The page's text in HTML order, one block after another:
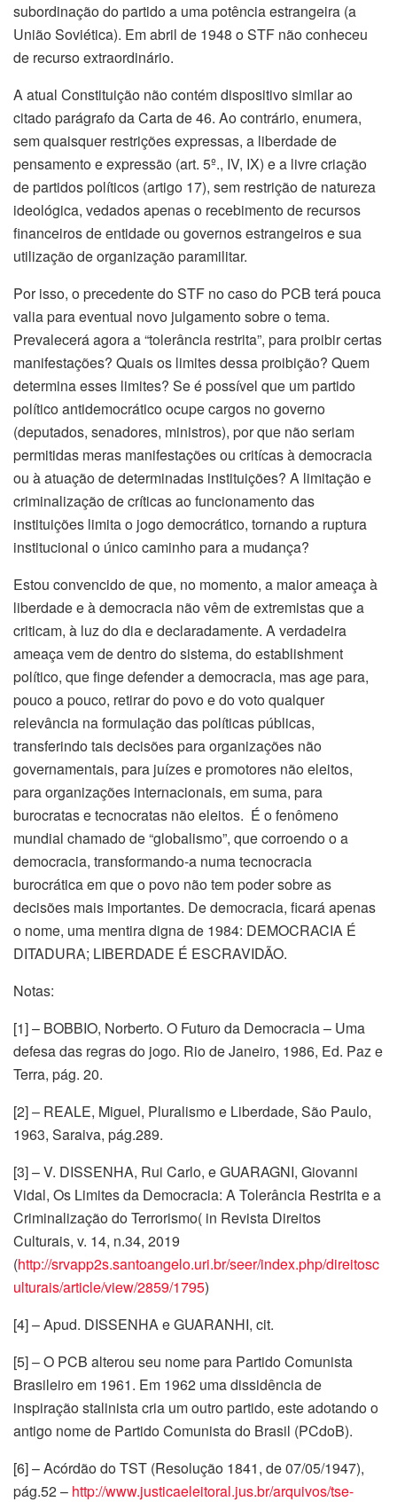
subordinação do partido a uma potência estrangeira (a
União Soviética). Em abril de 1948 o STF não conheceu
de recurso extraordinário.
A atual Constituição não contém dispositivo similar ao
citado parágrafo da Carta de 46. Ao contrário, enumera,
sem quaisquer restrições expressas, a liberdade de
pensamento e expressão (art. 5º., IV, IX) e a livre criação
de partidos políticos (artigo 17), sem restrição de natureza
ideológica, vedados apenas o recebimento de recursos
financeiros de entidade ou governos estrangeiros e sua
utilização de organização paramilitar.
Por isso, o precedente do STF no caso do PCB terá pouca
valia para eventual novo julgamento sobre o tema.
Prevalecerá agora a “tolerância restrita”, para proibir certas
manifestações? Quais os limites dessa proibição? Quem
determina esses limites? Se é possível que um partido
político antidemocrático ocupe cargos no governo
(deputados, senadores, ministros), por que não seriam
permitidas meras manifestações ou critícas à democracia
ou à atuação de determinadas instituições? A limitação e
criminalização de críticas ao funcionamento das
instituições limita o jogo democrático, tornando a ruptura
institucional o único caminho para a mudança?
Estou convencido de que, no momento, a maior ameaça à
liberdade e à democracia não vêm de extremistas que a
criticam, à luz do dia e declaradamente. A verdadeira
ameaça vem de dentro do sistema, do establishment
político, que finge defender a democracia, mas age para,
pouco a pouco, retirar do povo e do voto qualquer
relevância na formulação das políticas públicas,
transferindo tais decisões para organizações não
governamentais, para juízes e promotores não eleitos,
para organizações internacionais, em suma, para
burocratas e tecnocratas não eleitos. É o fenômeno
mundial chamado de “globalismo”, que corroendo o a
democracia, transformando-a numa tecnocracia
burocrática em que o povo não tem poder sobre as
decisões mais importantes. De democracia, ficará apenas
o nome, uma mentira digna de 1984: DEMOCRACIA É
DITADURA; LIBERDADE É ESCRAVIDÃO.
Notas:
[1] – BOBBIO, Norberto. O Futuro da Democracia – Uma
defesa das regras do jogo. Rio de Janeiro, 1986, Ed. Paz e
Terra, pág. 20.
[2] – REALE, Miguel, Pluralismo e Liberdade, São Paulo,
1963, Saraiva, pág.289.
[3] – V. DISSENHA, Rui Carlo, e GUARAGNI, Giovanni
Vidal, Os Limites da Democracia: A Tolerância Restrita e a
Criminalização do Terrorismo( in Revista Direitos
Culturais, v. 14, n.34, 2019
(http://srvapp2s.santoangelo.uri.br/seer/index.php/direitosc
ulturais/article/view/2859/1795)
[4] – Apud. DISSENHA e GUARANHI, cit.
[5] – O PCB alterou seu nome para Partido Comunista
Brasileiro em 1961. Em 1962 uma dissidência de
inspiração stalinista cria um outro partido, este adotando o
antigo nome de Partido Comunista do Brasil (PCdoB).
[6] – Acórdão do TST (Resolução 1841, de 07/05/1947),
pág.52 – http://www.justicaeleitoral.jus.br/arquivos/tse-